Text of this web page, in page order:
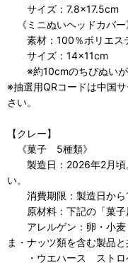
サイズ：7.8×17.5cm
《ミニぬいヘッドカバー
素材：100％ポリエス
サイズ：14×11cm
※約10cmのちびぬいが
※抽選用QRコードは中国
さい。
【クレー】
《菓子 5種類》
製造日：2026年2月頃
い。
消費期限：製造日から
原材料：下記の「菓子
アレルゲン：卵・小麦
ま・ナッツ類を含む製品
・ウエハース ストロ